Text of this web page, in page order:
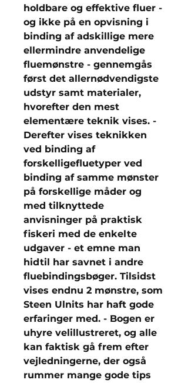
holdbare og effektive fluer -
og ikke på en opvisning i
binding af adskillige mere
ellermindre anvendelige
fluemønstre - gennemgås
først det allernødvendigste
udstyr samt materialer,
hvorefter den mest
elementære teknik vises. -
Derefter vises teknikken
ved binding af
forskelligefluetyper ved
binding af samme mønster
på forskellige måder og
med tilknyttede
anvisninger på praktisk
fiskeri med de enkelte
udgaver - et emne man
hidtil har savnet i andre
fluebindingsbøger. Tilsidst
vises endnu 2 mønstre, som
Steen Ulnits har haft gode
erfaringer med. - Bogen er
uhyre velillustreret, og alle
kan faktisk gå frem efter
vejledningerne, der også
rummer mange gode tips